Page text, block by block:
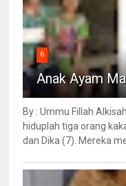
6
Anak Ayam
By : Ummu Fillah
hiduplah tiga orang
dan Dika (7). Mereka